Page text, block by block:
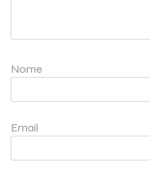
Nome
Email